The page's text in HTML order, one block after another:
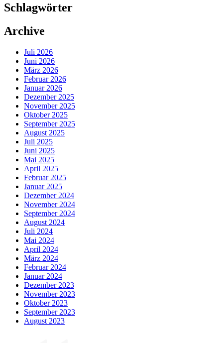
Schlagwörter
Archive
Juli 2026
Juni 2026
März 2026
Februar 2026
Januar 2026
Dezember 2025
November 2025
Oktober 2025
September 2025
August 2025
Juli 2025
Juni 2025
Mai 2025
April 2025
Februar 2025
Januar 2025
Dezember 2024
November 2024
September 2024
August 2024
Juli 2024
Mai 2024
April 2024
März 2024
Februar 2024
Januar 2024
Dezember 2023
November 2023
Oktober 2023
September 2023
August 2023